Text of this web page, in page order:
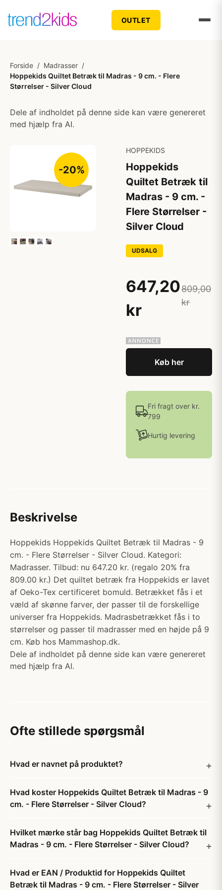
OUTLET
Forside / Madrasser /
Hoppekids Quiltet Betræk til Madras - 9 cm. - Flere
Størrelser - Silver Cloud
Dele af indholdet på denne side kan være genereret
med hjælp fra AI.
-20%
HOPPEKIDS
Hoppekids
Quiltet Betræk til
Madras - 9 cm. -
Flere Størrelser -
Silver Cloud
UDSALG
647,20
kr
809,00
kr
Køb her
Fri fragt over kr.
799
Hurtig levering
Beskrivelse
Hoppekids Hoppekids Quiltet Betræk til Madras - 9
cm. - Flere Størrelser - Silver Cloud. Kategori:
Madrasser. Tilbud: nu 647.20 kr. (regalo 20% fra
809.00 kr.) Det quiltet betræk fra Hoppekids er lavet
af Oeko-Tex certificeret bomuld. Betrækket fås i et
væld af skønne farver, der passer til de forskellige
universer fra Hoppekids. Madrasbetrækket fås i to
størrelser og passer til madrasser med en højde på 9
cm. Køb hos Mammashop.dk.
Dele af indholdet på denne side kan være genereret
med hjælp fra AI.
Ofte stillede spørgsmål
Hvad er navnet på produktet?
Hvad koster Hoppekids Quiltet Betræk til Madras - 9
cm. - Flere Størrelser - Silver Cloud?
Hvilket mærke står bag Hoppekids Quiltet Betræk til
Madras - 9 cm. - Flere Størrelser - Silver Cloud?
Hvad er EAN / Produktid for Hoppekids Quiltet
Betræk til Madras - 9 cm. - Flere Størrelser - Silver